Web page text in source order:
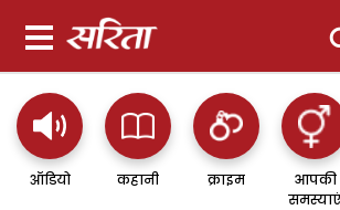
ऑडियो कहानी क्राइम
आपकी
समस्याएं